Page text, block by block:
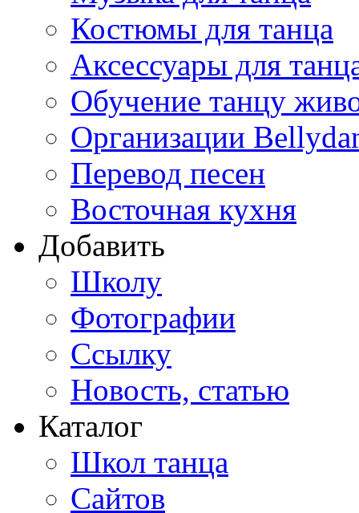
Костюмы для танца
Аксессуары для
Обучение танцу
Организации
Перевод песен
Восточная кухня
Добавить
Школу
Фотографии
Ссылку
Новость, статью
Каталог
Школ танца
Сайтов